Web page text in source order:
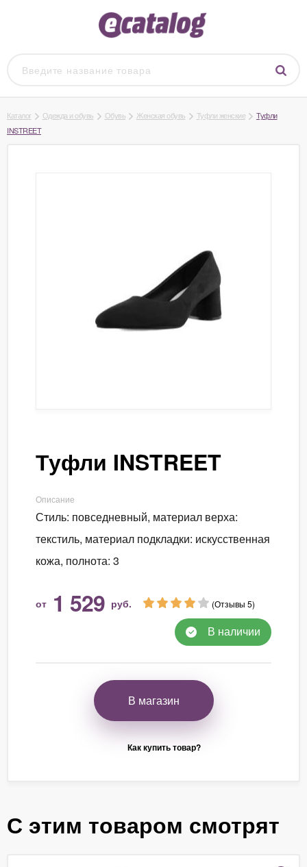
Каталог Одежда и обувь Обувь Женская обувь Туфли женские
Туфли
INSTREET
Туфли INSTREET
Описание
Стиль: повседневный, материал верха:
текстиль, материал подкладки: искусственная
кожа, полнота: 3
от 1 529 руб. (Отзывы 5)
В наличии
В магазин
Как купить товар?
С этим товаром смотрят